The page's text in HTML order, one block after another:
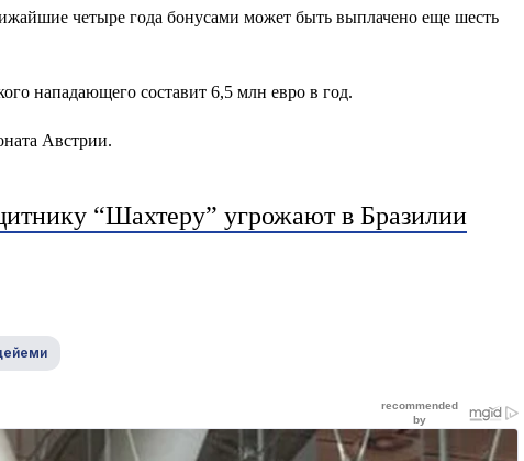
четыре года бонусами может быть выплачено еще шесть
нападающего составит 6,5 млн евро в год.
Австрии.
“Шахтеру” угрожают в Бразилии